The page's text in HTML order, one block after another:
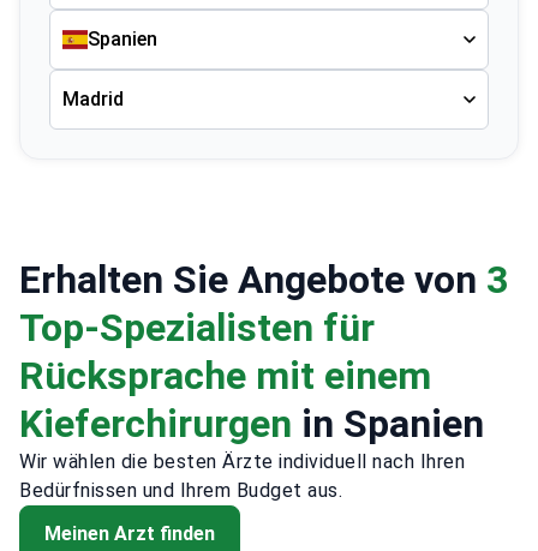
Spanien
Madrid
Erhalten Sie Angebote von 3
Top-Spezialisten für
Rücksprache mit einem
Kieferchirurgen in Spanien
Wir wählen die besten Ärzte individuell nach Ihren
Bedürfnissen und Ihrem Budget aus.
Meinen Arzt finden